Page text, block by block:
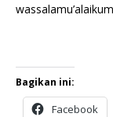
Bagikan ini:
Facebook